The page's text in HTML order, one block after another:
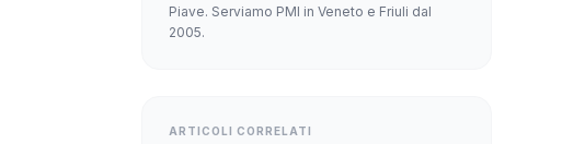
Piave. Serviamo PMI in Veneto e Friuli dal
2005.
ARTICOLI CORRELATI